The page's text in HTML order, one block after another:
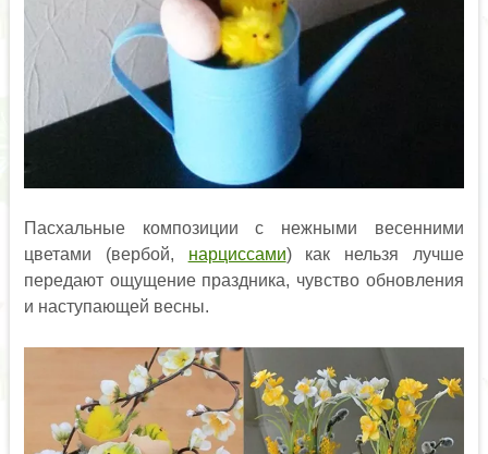
Пасхальные композиции с нежными весенними
цветами (вербой, нарциссами) как нельзя лучше
передают ощущение праздника, чувство обновления
и наступающей весны.